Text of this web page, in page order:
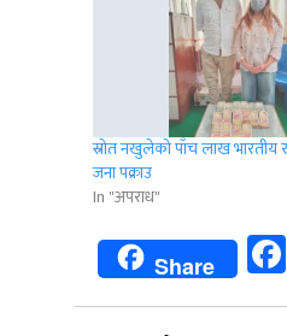
स्रोत नखुलेको पाँच लाख
जना पक्राउ
In "अपराध"
Share